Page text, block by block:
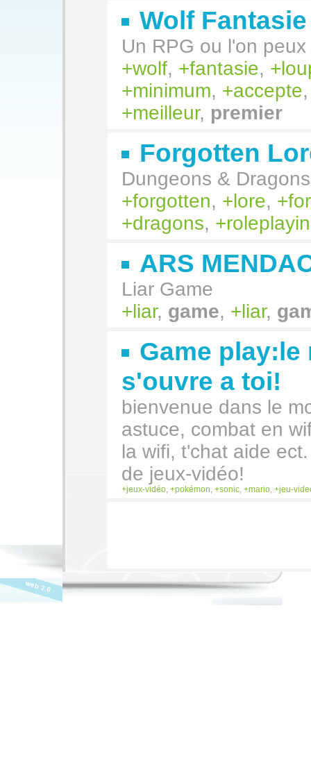
Wolf Fantasie
Un RPG ou l'on
wolf, fantasie,
minimum, accepte
meilleur, premier
Forgotten
Dungeons &
forgotten, lore,
dragons,
ARS
Liar Game
liar, game, liar,
Game
s'ouvre a toi!
bienvenue dans le
astuce, combat en
la wifi, t'chat aide
de jeux-vidéo!
jeux-vidéo pokémon sonic mario jeu-